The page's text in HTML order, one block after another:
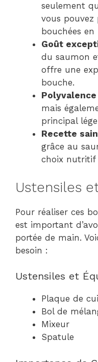
seulement
vous pouvez
bouchées
Goût
du saumon
offre une
bouche.
Polyvalence
mais
principal
Recette
grâce au
choix nutritif
Ustensiles
Pour réaliser ces
est important
portée de main.
besoin :
Ustensiles et
Plaque de
Bol de
Mixeur
Spatule